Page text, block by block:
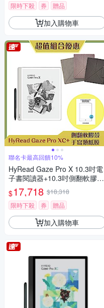
限時下殺
券 贈品
加入購物車
聯名卡最高回饋10%
HyRead Gaze Pro X 10.3吋電
子書閱讀器+10.3吋側翻軟膠殼
+手寫類紙膜 (組合)
$17,718 $18,318
限時下殺
券 贈品
加入購物車